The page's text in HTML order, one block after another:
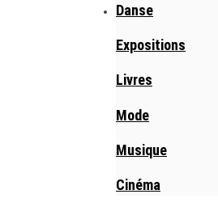
Danse
Expositions
Livres
Mode
Musique
Cinéma